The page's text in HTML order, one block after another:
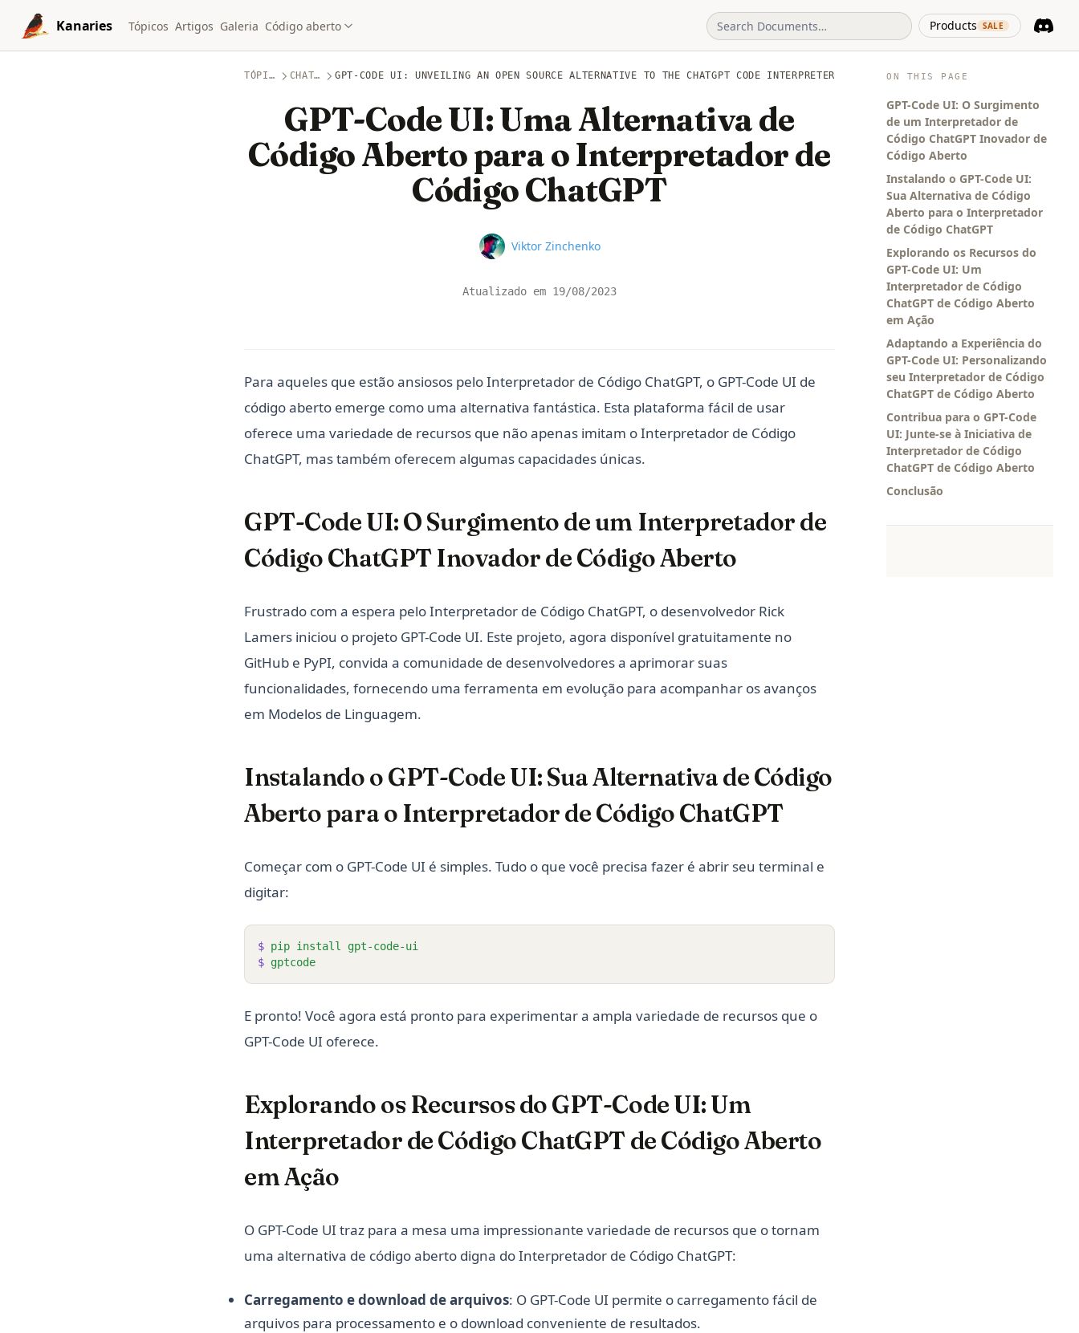
Skip to content
Kanaries
Tópicos Artigos Galeria Código aberto Products SALE
(opens in
ON THIS PAGE
GPT-Code UI: O Surgimento
de um Interpretador de
Código ChatGPT Inovador de
Código Aberto
Instalando o GPT-Code UI:
Sua Alternativa de Código
Aberto para o Interpretador
de Código ChatGPT
Explorando os Recursos do
GPT-Code UI: Um
Interpretador de Código
ChatGPT de Código Aberto
em Ação
Adaptando a Experiência do
GPT-Code UI: Personalizando
seu Interpretador de Código
ChatGPT de Código Aberto
Contribua para o GPT-Code
UI: Junte-se à Iniciativa de
Interpretador de Código
ChatGPT de Código Aberto
Conclusão
TÓPICOS CHATGPT GPT-CODE UI: UNVEILING AN OPEN SOURCE ALTERNATIVE TO THE CHATGPT CODE INTERPRETER
GPT-Code UI: Uma Alternativa de
Código Aberto para o Interpretador de
Código ChatGPT
Name
Viktor Zinchenko
Atualizado em 19/08/2023
Para aqueles que estão ansiosos pelo Interpretador de Código ChatGPT, o GPT-Code UI de
código aberto emerge como uma alternativa fantástica. Esta plataforma fácil de usar
oferece uma variedade de recursos que não apenas imitam o Interpretador de Código
ChatGPT, mas também oferecem algumas capacidades únicas.
GPT-Code UI: O Surgimento de um Interpretador de
Código ChatGPT Inovador de Código Aberto
Frustrado com a espera pelo Interpretador de Código ChatGPT, o desenvolvedor Rick
Lamers iniciou o projeto GPT-Code UI. Este projeto, agora disponível gratuitamente no
GitHub e PyPI, convida a comunidade de desenvolvedores a aprimorar suas
funcionalidades, fornecendo uma ferramenta em evolução para acompanhar os avanços
em Modelos de Linguagem.
Instalando o GPT-Code UI: Sua Alternativa de Código
Aberto para o Interpretador de Código ChatGPT
Começar com o GPT-Code UI é simples. Tudo o que você precisa fazer é abrir seu terminal e
digitar:
$ pip install
gpt-code-ui
$ gptcode
E pronto! Você agora está pronto para experimentar a ampla variedade de recursos que o
GPT-Code UI oferece.
Explorando os Recursos do GPT-Code UI: Um
Interpretador de Código ChatGPT de Código Aberto
em Ação
O GPT-Code UI traz para a mesa uma impressionante variedade de recursos que o tornam
uma alternativa de código aberto digna do Interpretador de Código ChatGPT:
Carregamento e download de arquivos: O GPT-Code UI permite o carregamento fácil de
arquivos para processamento e o download conveniente de resultados.